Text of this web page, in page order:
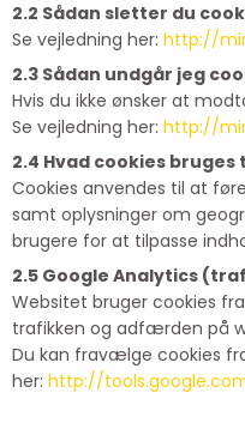
2.2 Sådan sletter du
Se vejledning her: http://
2.3 Sådan undgår jeg
Hvis du ikke ønsker at
Se vejledning her: http://
2.4 Hvad cookies
Cookies anvendes til at
samt oplysninger om
brugere for at tilpasse
2.5 Google Analytics
Websitet bruger cookies
trafikken og adfærden på
Du kan fravælge cookies
her: http://